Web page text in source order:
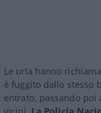
Le urla hanno
è fuggito dallo stesso
entrato, passando